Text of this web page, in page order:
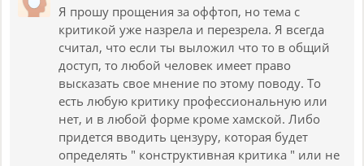
Я прошу прощения за оффтоп, но тема с
критикой уже назрела и перезрела. Я всегда
считал, что если ты выложил что то в общий
доступ, то любой человек имеет право
высказать свое мнение по этому поводу. То
есть любую критику профессиональную или
нет, и в любой форме кроме хамской. Либо
придется вводить цензуру, которая будет
определять " конструктивная критика " или не